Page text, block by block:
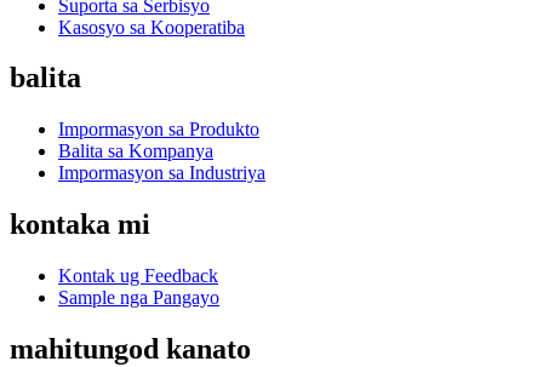
Suporta sa Serbisyo
Kasosyo sa Kooperatiba
balita
Impormasyon sa Produkto
Balita sa Kompanya
Impormasyon sa Industriya
kontaka mi
Kontak ug Feedback
Sample nga Pangayo
mahitungod kanato